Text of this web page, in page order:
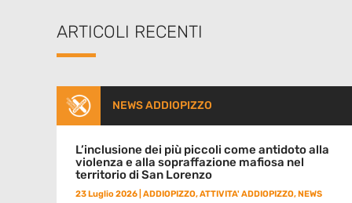
ARTICOLI RECENTI
NEWS ADDIOPIZZO
L’inclusione dei più piccoli come antidoto alla
violenza e alla sopraffazione mafiosa nel
territorio di San Lorenzo
23 Luglio 2026 ADDIOPIZZO,ATTIVITA' ADDIOPIZZO, NEWS